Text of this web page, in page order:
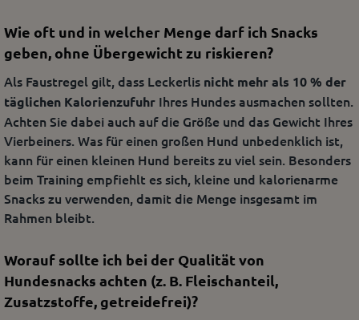
Wie oft und in welcher Menge darf ich Snacks
geben, ohne Übergewicht zu riskieren?
Als Faustregel gilt, dass Leckerlis nicht mehr als 10 % der
täglichen Kalorienzufuhr Ihres Hundes ausmachen sollten.
Achten Sie dabei auch auf die Größe und das Gewicht Ihres
Vierbeiners. Was für einen großen Hund unbedenklich ist,
kann für einen kleinen Hund bereits zu viel sein. Besonders
beim Training empfiehlt es sich, kleine und kalorienarme
Snacks zu verwenden, damit die Menge insgesamt im
Rahmen bleibt.
Worauf sollte ich bei der Qualität von
Hundesnacks achten (z. B. Fleischanteil,
Zusatzstoffe, getreidefrei)?